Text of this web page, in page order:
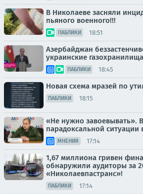
В Николаеве засняли
пьяного военного!!!
ПАБЛИКИ 18:51
Азербайджан
украинские
ПАБЛИКИ 18:45
Новая схема мразей по
ПАБЛИКИ 18:15
«Не нужно завоевывать».
парадоксальной ситуации
МНЕНИЯ 17:14
1,67 миллиона гривен
обнаружили аудиторы за
«Николаевпастранс»!
ПАБЛИКИ 17:14